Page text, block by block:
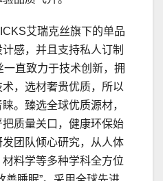
艾瑞克丝旗下的单品
感，并且支持私人订制
直致力于技术创新，拥
，选材奢贵优质，所以
。臻选全球优质源材，
质量关口，健康环保始
团队倾心研究，从人体
料学等多种学科全方位